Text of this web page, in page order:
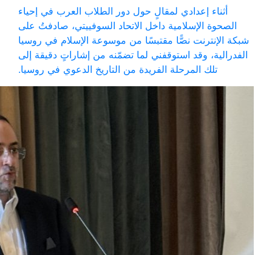
أثناء إعدادي لمقالٍ حول دور الطلاب العرب في إحياء
الصحوة الإسلامية داخل الاتحاد السوفييتي، صادفتُ على
شبكة الإنترنت نصًّا مقتبسًا من موسوعة الإسلام في روسيا
الفدرالية، وقد استوقفني لما تضمّنه من إشاراتٍ دقيقة إلى
تلك المرحلة الفريدة من التاريخ الدعوي في روسيا.